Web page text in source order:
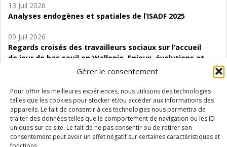
Gérer le consentement
Pour offrir les meilleures expériences, nous utilisons des technologies
telles que les cookies pour stocker et/ou accéder aux informations des
appareils. Le fait de consentir à ces technologies nous permettra de
traiter des données telles que le comportement de navigation ou les ID
uniques sur ce site. Le fait de ne pas consentir ou de retirer son
consentement peut avoir un effet négatif sur certaines caractéristiques et
13 Juil 2026
Analyses endogènes et spatiales de l’ISADF 2025
09 Juil 2026
Regards croisés des travailleurs sociaux sur l’accueil
de jour de bas seuil en Wallonie. Enjeux, évolutions et
06 Juil 2026
Étude d’évaluabilité des Structures
d’accompagnement à l’autocréation d’emploi (SAACE)
01 Juil 2026
Pénurie du personnel infirmier :quels indicateurs